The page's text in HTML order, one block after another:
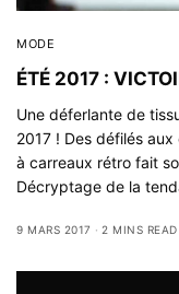
MODE
ÉTÉ 2017 :
Une déferlante de
2017 ! Des défilés
à carreaux rétro fait
Décryptage de la
9 MARS 2017 2 MINS READ